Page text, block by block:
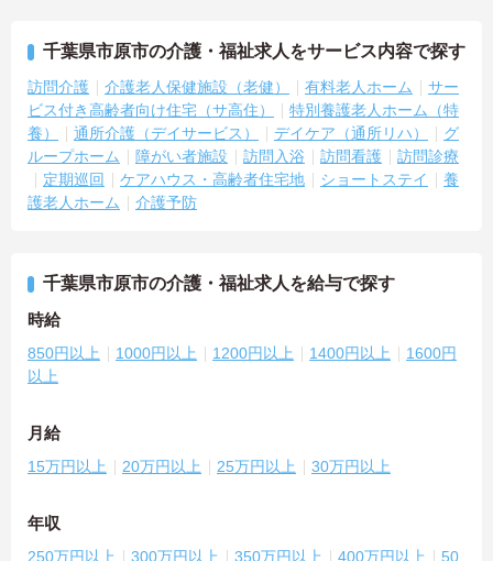
千葉県市原市の介護・福祉求人をサービス内容で探す
訪問介護 介護老人保健施設（老健） 有料老人ホーム
サー
ビス付き高齢者向け住宅（サ高住）
特別養護老人ホーム（特
養）
通所介護（デイサービス） デイケア（通所リハ）
グ
ループホーム
障がい者施設 訪問入浴 訪問看護
訪問診療
定期巡回
ケアハウス・高齢者住宅地 ショートステイ
養
護老人ホーム
介護予防
千葉県市原市の介護・福祉求人を給与で探す
時給
850円以上 1000円以上 1200円以上 1400円以上
1600円
以上
月給
15万円以上 20万円以上 25万円以上 30万円以上
年収
250万円以上 300万円以上 350万円以上 400万円以上
50